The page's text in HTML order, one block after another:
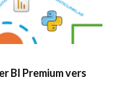
BI Premium vers